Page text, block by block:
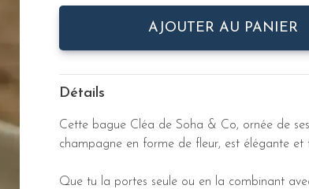
AJOUTER AU PANIER
Détails
Cette bague Cléa de Soha & Co, ornée de
champagne en forme de fleur, est élégante et
Que tu la portes seule ou en la combinant